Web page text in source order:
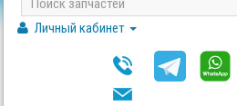
Личный кабинет